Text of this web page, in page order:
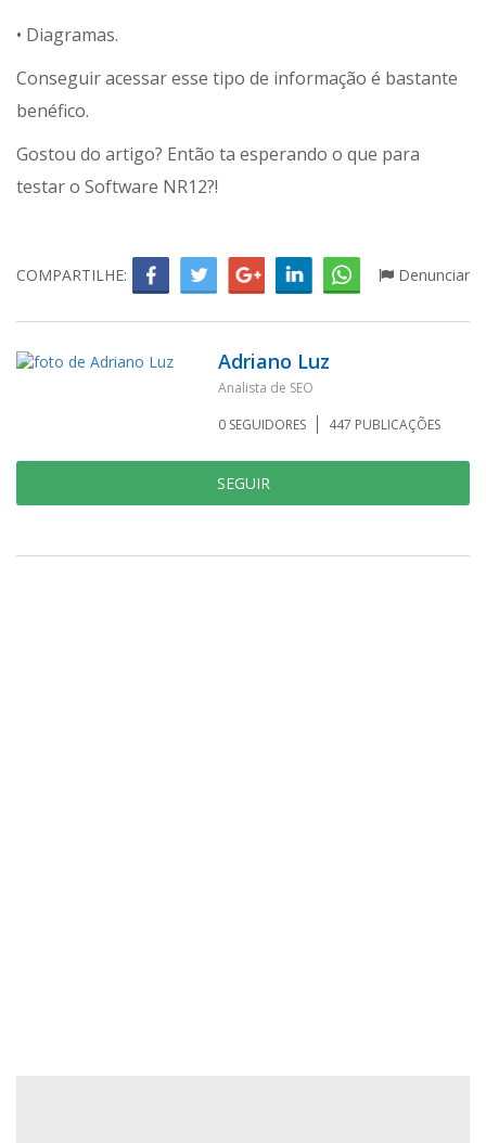
• Diagramas.
Conseguir acessar esse tipo de informação é bastante
benéfico.
Gostou do artigo? Então ta esperando o que para
testar o Software NR12?!
COMPARTILHE: Denunciar
Adriano Luz
Analista de SEO
0 SEGUIDORES 447 PUBLICAÇÕES
SEGUIR